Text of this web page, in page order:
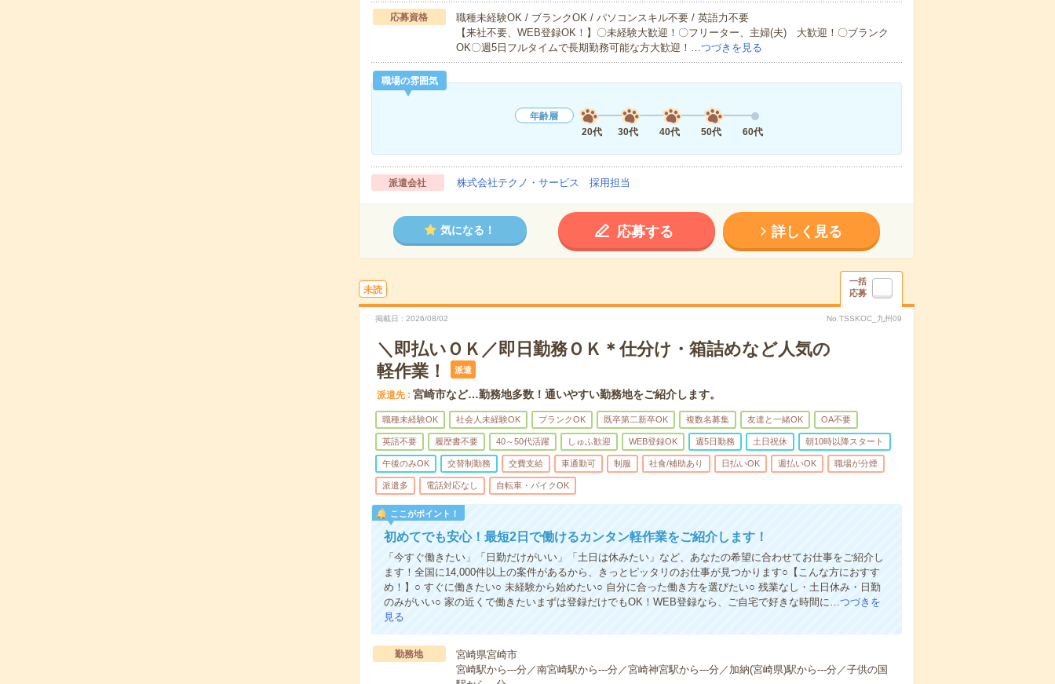
応募資格
職種未経験OK / ブランクOK / パソコンスキル不要 / 英語力不要
【来社不要、WEB登録OK！】〇未経験大歓迎！〇フリーター、主婦(夫) 大歓迎！〇ブランク
OK〇週5日フルタイムで長期勤務可能な方大歓迎！…つづきを見る
職場の雰囲気
年齢層
20代
30代 40代 50代 60代
派遣会社 株式会社テクノ・サービス 採用担当
気になる！ 応募する 詳しく見る
未読
一括
応募
掲載日 2026/08/02 No.TSSKOC_九州09
＼即払いＯＫ／即日勤務ＯＫ＊仕分け・箱詰めなど人気の
軽作業！
派遣
派遣先 宮崎市など…勤務地多数！通いやすい勤務地をご紹介します。
職種未経験OK 社会人未経験OK ブランクOK 既卒第二新卒OK 複数名募集 友達と一緒OK OA不要
英語不要 履歴書不要 40～50代活躍 しゅふ歓迎 WEB登録OK 週5日勤務 土日祝休 朝10時以降スタート
午後のみOK 交替制勤務 交費支給 車通勤可 制服 社食/補助あり 日払いOK 週払いOK 職場が分煙
派遣多 電話対応なし 自転車・バイクOK
ここがポイント！
初めてでも安心！最短2日で働けるカンタン軽作業をご紹介します！
「今すぐ働きたい」「日勤だけがいい」「土日は休みたい」など、あなたの希望に合わせてお仕事をご紹介し
ます！全国に14,000件以上の案件があるから、きっとピッタリのお仕事が見つかります○【こんな方におすす
め！】○ すぐに働きたい○ 未経験から始めたい○ 自分に合った働き方を選びたい○ 残業なし・土日休み・日勤
のみがいい○ 家の近くで働きたいまずは登録だけでもOK！WEB登録なら、ご自宅で好きな時間に… つづきを
見る
勤務地
宮崎県宮崎市
宮崎駅から---分／南宮崎駅から---分／宮崎神宮駅から---分／加納(宮崎県)駅から---分／子供の国